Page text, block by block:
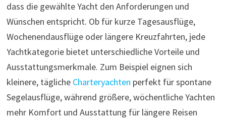
dass die gewählte Yacht den Anforderungen und
Wünschen entspricht. Ob für kurze Tagesausflüge,
Wochenendausflüge oder längere Kreuzfahrten, jede
Yachtkategorie bietet unterschiedliche Vorteile und
Ausstattungsmerkmale. Zum Beispiel eignen sich
kleinere, tägliche Charteryachten perfekt für spontane
Segelausflüge, während größere, wöchentliche Yachten
mehr Komfort und Ausstattung für längere Reisen